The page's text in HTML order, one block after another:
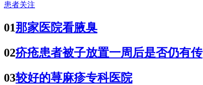
患者关注
01那家医院看腋臭
02疥疮患者被子放置一周后是否仍有传
03较好的荨麻疹专科医院